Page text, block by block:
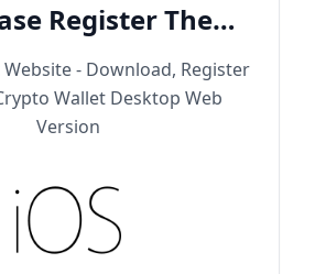
Register Then
Download- Download, Register
Wallet Desktop Web
Version